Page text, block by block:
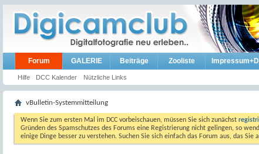
Forum
Hilfe DCC Kalender Nützliche Links
GALERIE Beiträge Zooliste
vBulletin-Systemmitteilung
Wenn Sie zum ersten Mal im DCC vorbeischauen, müssen Sie sich zunächst
Gründen des Spamschutzes des Forums eine Registrierung nicht gelingen, so
einige Dinge besser zu verstehen. Suchen Sie sich einfach das Forum aus, das